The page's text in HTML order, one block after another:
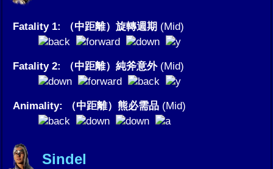
Fatality 1: （中距離）旋轉週期 (Mid)
Fatality 2: （中距離）純斧意外(Mid)
Animality: （中距離）熊必需品 (Mid)
Sindel